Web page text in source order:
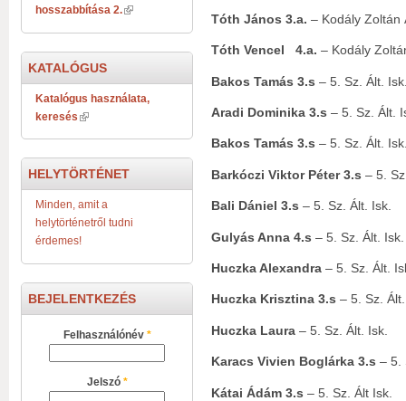
Tóth János 3.a. – Kodály Zoltán
Tóth Vencel 4.a. – Kodály
Bakos Tamás 3.s – 5. Sz. Ált.
Aradi Dominika 3.s – 5. Sz. Ált.
Bakos Tamás 3.s – 5. Sz. Ált.
Barkóczi Viktor Péter 3.s – 5.
Bali Dániel 3.s – 5. Sz. Ált. Isk.
Gulyás Anna 4.s – 5. Sz. Ált. Isk.
Huczka Alexandra – 5. Sz. Ált.
Huczka Krisztina 3.s – 5. Sz.
Huczka Laura – 5. Sz. Ált. Isk.
Karacs Vivien Boglárka 3.s – 5.
Kátai Ádám 3.s – 5. Sz. Ált Isk.
hosszabbítása 2.
KATALÓGUS
Katalógus használata,
keresés
HELYTÖRTÉNET
Minden, amit a
helytörténetről tudni
érdemes!
BEJELENTKEZÉS
Felhasználónév *
Jelszó *